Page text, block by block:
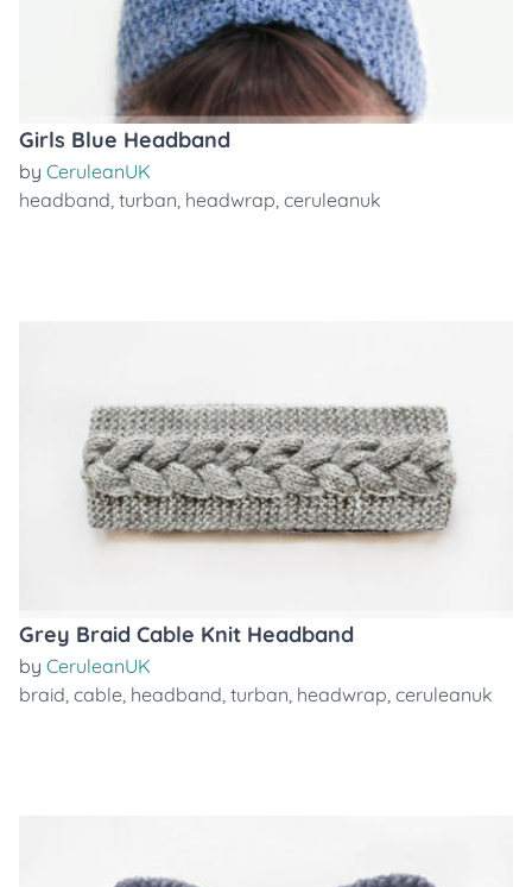
Girls Blue Headband
by CeruleanUK
headband, turban, headwrap, ceruleanuk
Grey Braid Cable Knit Headband
by CeruleanUK
braid, cable, headband, turban, headwrap, ceruleanuk